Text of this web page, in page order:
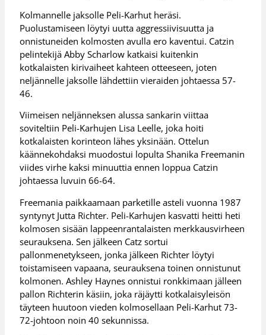
Kolmannelle jaksolle Peli-Karhut heräsi.
Puolustamiseen löytyi uutta aggressiivisuutta ja
onnistuneiden kolmosten avulla ero kaventui. Catzin
pelintekijä Abby Scharlow katkaisi kuitenkin
kotkalaisten kirivaiheet kahteen otteeseen, joten
neljännelle jaksolle lähdettiin vieraiden johtaessa 57-
46.
Viimeisen neljänneksen alussa sankarin viittaa
soviteltiin Peli-Karhujen Lisa Leelle, joka hoiti
kotkalaisten korinteon lähes yksinään. Ottelun
käännekohdaksi muodostui lopulta Shanika Freemanin
viides virhe kaksi minuuttia ennen loppua Catzin
johtaessa luvuin 66-64.
Freemania paikkaamaan parketille asteli vuonna 1987
syntynyt Jutta Richter. Peli-Karhujen kasvatti heitti heti
kolmosen sisään lappeenrantalaisten merkkausvirheen
seurauksena. Sen jälkeen Catz sortui
pallonmenetykseen, jonka jälkeen Richter löytyi
toistamiseen vapaana, seurauksena toinen onnistunut
kolmonen. Ashley Haynes onnistui ronkkimaan jälleen
pallon Richterin käsiin, joka räjäytti kotkalaisyleisön
täyteen huutoon vieden kolmosellaan Peli-Karhut 73-
72-johtoon noin 40 sekunnissa.